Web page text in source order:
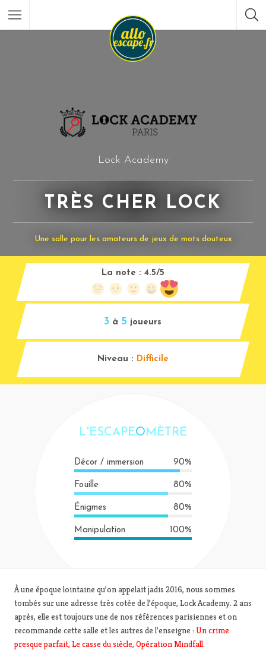
Lock Academy
TRÈS CHER LOCK
Une salle pour les amateurs de jeux de mots douteux
3 à 5 joueurs
La note : 4.5/5
Niveau : Difficile
L'ESCAPEO MÈTRE
Décor / immersion 90%
Fouille 80%
Énigmes 80%
Manipulation 100%
À une époque lointaine qu’on appelait jadis 2016, nous sommes
tombés sur une adresse très cotée de l’époque, Lock Academy. 2 ans
après, elle est toujours une de nos références parisiennes et on
recommande cette salle et les autres de l’enseigne : Un crime
presque parfait, Le casse du siècle, Opération Mindfall.